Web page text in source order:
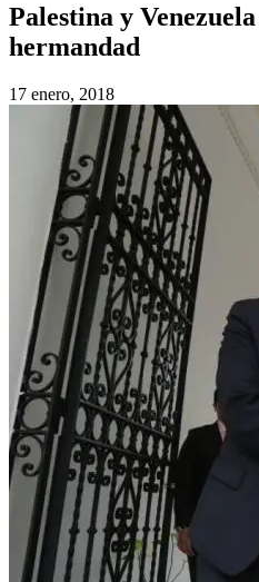
Palestina y
hermandad
17 enero, 2018